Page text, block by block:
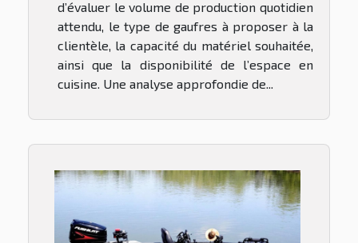
d’évaluer le volume de production quotidien
attendu, le type de gaufres à proposer à la
clientèle, la capacité du matériel souhaitée,
ainsi que la disponibilité de l’espace en
cuisine. Une analyse approfondie de...